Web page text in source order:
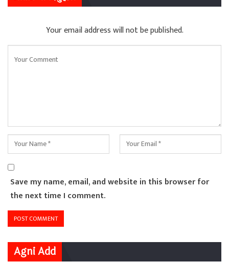
Your email address will not be published.
Save my name, email, and website in this browser for
the next time I comment.
Agni Add